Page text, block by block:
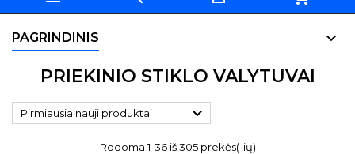
PAGRINDINIS
PRIEKINIO STIKLO VALYTUVAI
Pirmiausia nauji produktai 
Rodoma 1-36 iš 305 prekės(-ių)